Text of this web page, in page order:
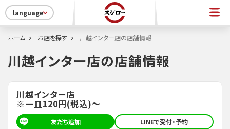
language
ホーム お店を探す 川越インター店の店舗情報
川越インター店の店舗情報
川越インター店
※一皿120円(税込)～
友だち追加 LINEで受付・予約